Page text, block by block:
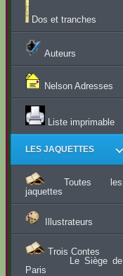
Dos et tranches
Auteurs
Nelson Adresses
Liste imprimable
LES JAQUETTES
Toutes les
jaquettes
Illustrateurs
Trois Contes
Le Siège de
Paris